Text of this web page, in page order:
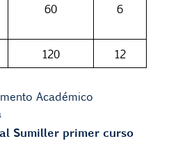
60 6
120 12
Académico
Sumiller primer curso